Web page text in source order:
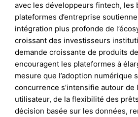
avec les développeurs fintech, les
plateformes d’entreprise
intégration plus profonde de
croissant des investisseurs
demande croissante de produits
encouragent les plateformes à
mesure que l’adoption numérique
concurrence s’intensifie autour de
utilisateur, de la flexibilité des
décision basée sur les données,